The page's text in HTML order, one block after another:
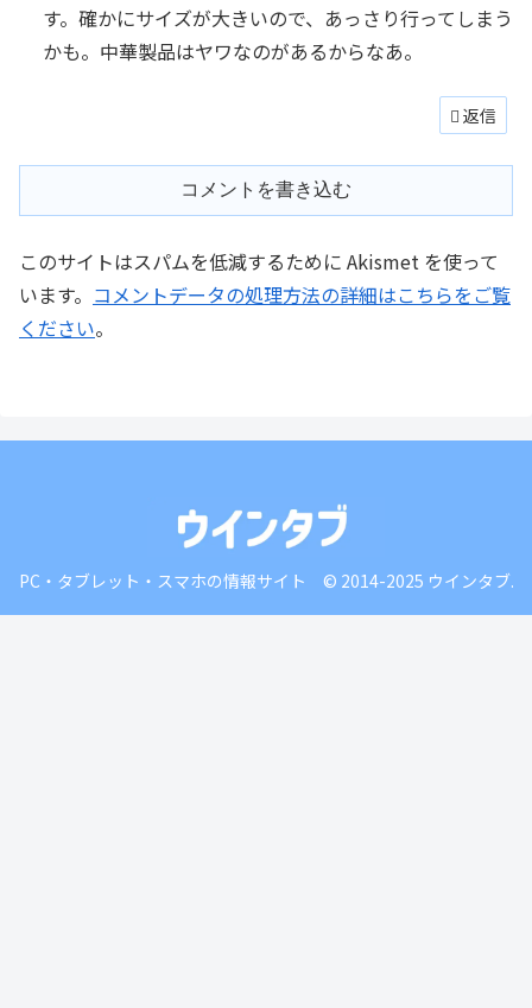
す。確かにサイズが大きいので、あっさり行ってしまう
かも。中華製品はヤワなのがあるからなあ。
返信
コメントを書き込む
このサイトはスパムを低減するために Akismet を使って
います。 コメントデータの処理方法の詳細はこちらをご覧
ください。
PC・タブレット・スマホの情報サイト © 2014-2025 ウインタブ.